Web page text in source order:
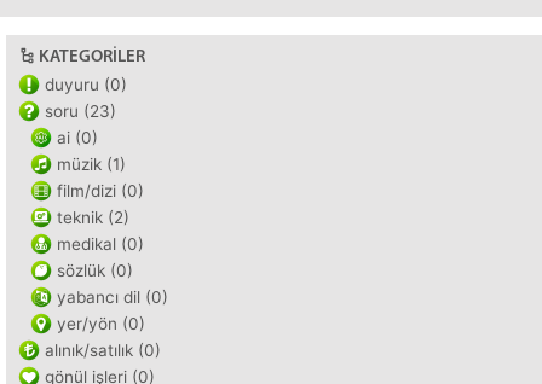
KATEGORILER
duyuru (0)
soru (23)
ai (0)
müzik (1)
film/dizi (0)
teknik (2)
medikal (0)
sözlük (0)
yabancı dil (0)
yer/yön (0)
alınık/satılık (0)
gönül işleri (0)